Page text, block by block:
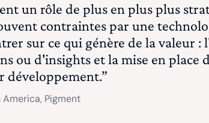
un rôle de plus en plus plus
contraintes par une
sur ce qui génère de la valeur :
ou d'insights et la mise en place
développement.”
Pigment